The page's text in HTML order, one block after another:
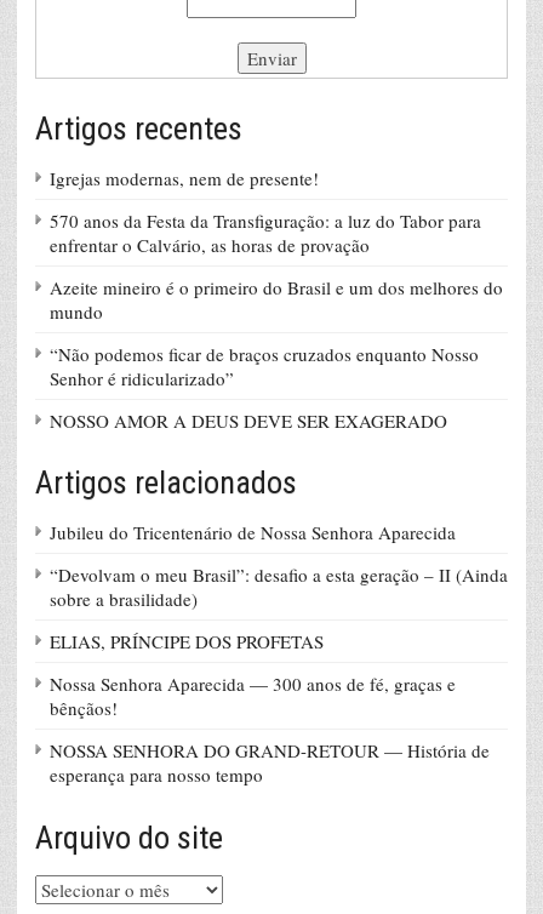
Artigos recentes
Igrejas modernas, nem de presente!
570 anos da Festa da Transfiguração: a luz do Tabor para
enfrentar o Calvário, as horas de provação
Azeite mineiro é o primeiro do Brasil e um dos melhores do
mundo
“Não podemos ficar de braços cruzados enquanto Nosso
Senhor é ridicularizado”
NOSSO AMOR A DEUS DEVE SER EXAGERADO
Artigos relacionados
Jubileu do Tricentenário de Nossa Senhora Aparecida
“Devolvam o meu Brasil”: desafio a esta geração – II (Ainda
sobre a brasilidade)
ELIAS, PRÍNCIPE DOS PROFETAS
Nossa Senhora Aparecida — 300 anos de fé, graças e
bênçãos!
NOSSA SENHORA DO GRAND-RETOUR — História de
esperança para nosso tempo
Arquivo do site
Arquivo